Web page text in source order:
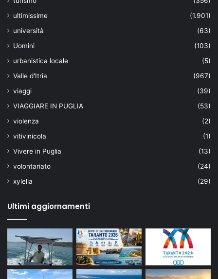
ultimissime
(1.901)
università
(63)
Uomini
(103)
urbanistica locale
(5)
Valle d'Itria
(967)
viaggi
(39)
VIAGGIARE IN PUGLIA
(53)
violenza
(2)
vitivinicola
(1)
Vivere in Puglia
(13)
volontariato
(24)
xylella
(29)
Ultimi aggiornamenti